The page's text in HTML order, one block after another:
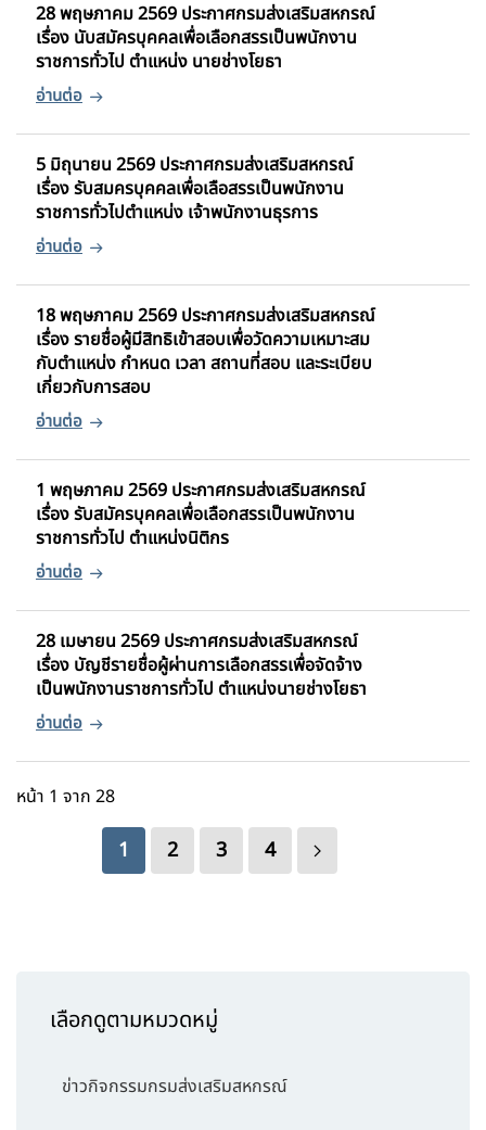
28 พฤษภาคม 2569 ประกาศกรมส่งเสริมสหกรณ์
เรื่อง นับสมัครบุคคลเพื่อเลือกสรรเป็นพนักงาน
ราชการทั่วไป ตำแหน่ง นายช่างโยธา
5 มิถุนายน 2569 ประกาศกรมส่งเสริมสหกรณ์
เรื่อง รับสมครบุคคลเพื่อเลือสรรเป็นพนักงาน
ราชการทั่วไปตำแหน่ง เจ้าพนักงานธุรการ
18 พฤษภาคม 2569 ประกาศกรมส่งเสริมสหกรณ์
เรื่อง รายชื่อผู้มีสิทธิเข้าสอบเพื่อวัดความเหมาะสม
กับตำแหน่ง กำหนด เวลา สถานที่สอบ และระเบียบ
เกี่ยวกับการสอบ
1 พฤษภาคม 2569 ประกาศกรมส่งเสริมสหกรณ์
เรื่อง รับสมัครบุคคลเพื่อเลือกสรรเป็นพนักงาน
ราชการทั่วไป ตำแหน่งนิติกร
28 เมษายน 2569 ประกาศกรมส่งเสริมสหกรณ์
เรื่อง บัญชีรายชื่อผู้ผ่านการเลือกสรรเพื่อจัดจ้าง
เป็นพนักงานราชการทั่วไป ตำแหน่งนายช่างโยธา
หน้า 1 จาก 28
1 2 3 4
เลือกดูตามหมวดหมู่
ข่าวกิจกรรมกรมส่งเสริมสหกรณ์